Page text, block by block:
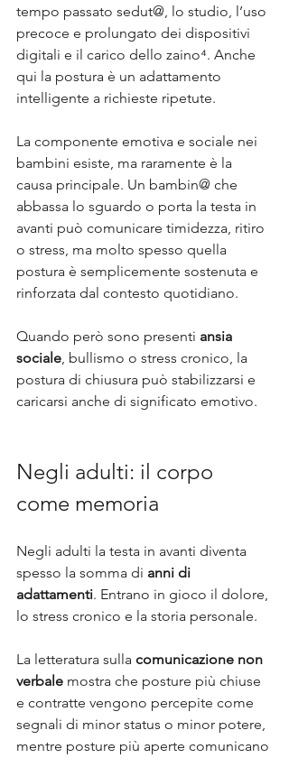
tempo passato sedut@, lo studio, l’uso
precoce e prolungato dei dispositivi
digitali e il carico dello zaino⁴. Anche
qui la postura è un adattamento
intelligente a richieste ripetute.
La componente emotiva e sociale nei
bambini esiste, ma raramente è la
causa principale. Un bambin@ che
abbassa lo sguardo o porta la testa in
avanti può comunicare timidezza, ritiro
o stress, ma molto spesso quella
postura è semplicemente sostenuta e
rinforzata dal contesto quotidiano.
Quando però sono presenti ansia
sociale, bullismo o stress cronico, la
postura di chiusura può stabilizzarsi e
caricarsi anche di significato emotivo.
Negli adulti: il corpo
come memoria
Negli adulti la testa in avanti diventa
spesso la somma di anni di
adattamenti. Entrano in gioco il dolore,
lo stress cronico e la storia personale.
La letteratura sulla comunicazione non
verbale mostra che posture più chiuse
e contratte vengono percepite come
segnali di minor status o minor potere,
mentre posture più aperte comunicano